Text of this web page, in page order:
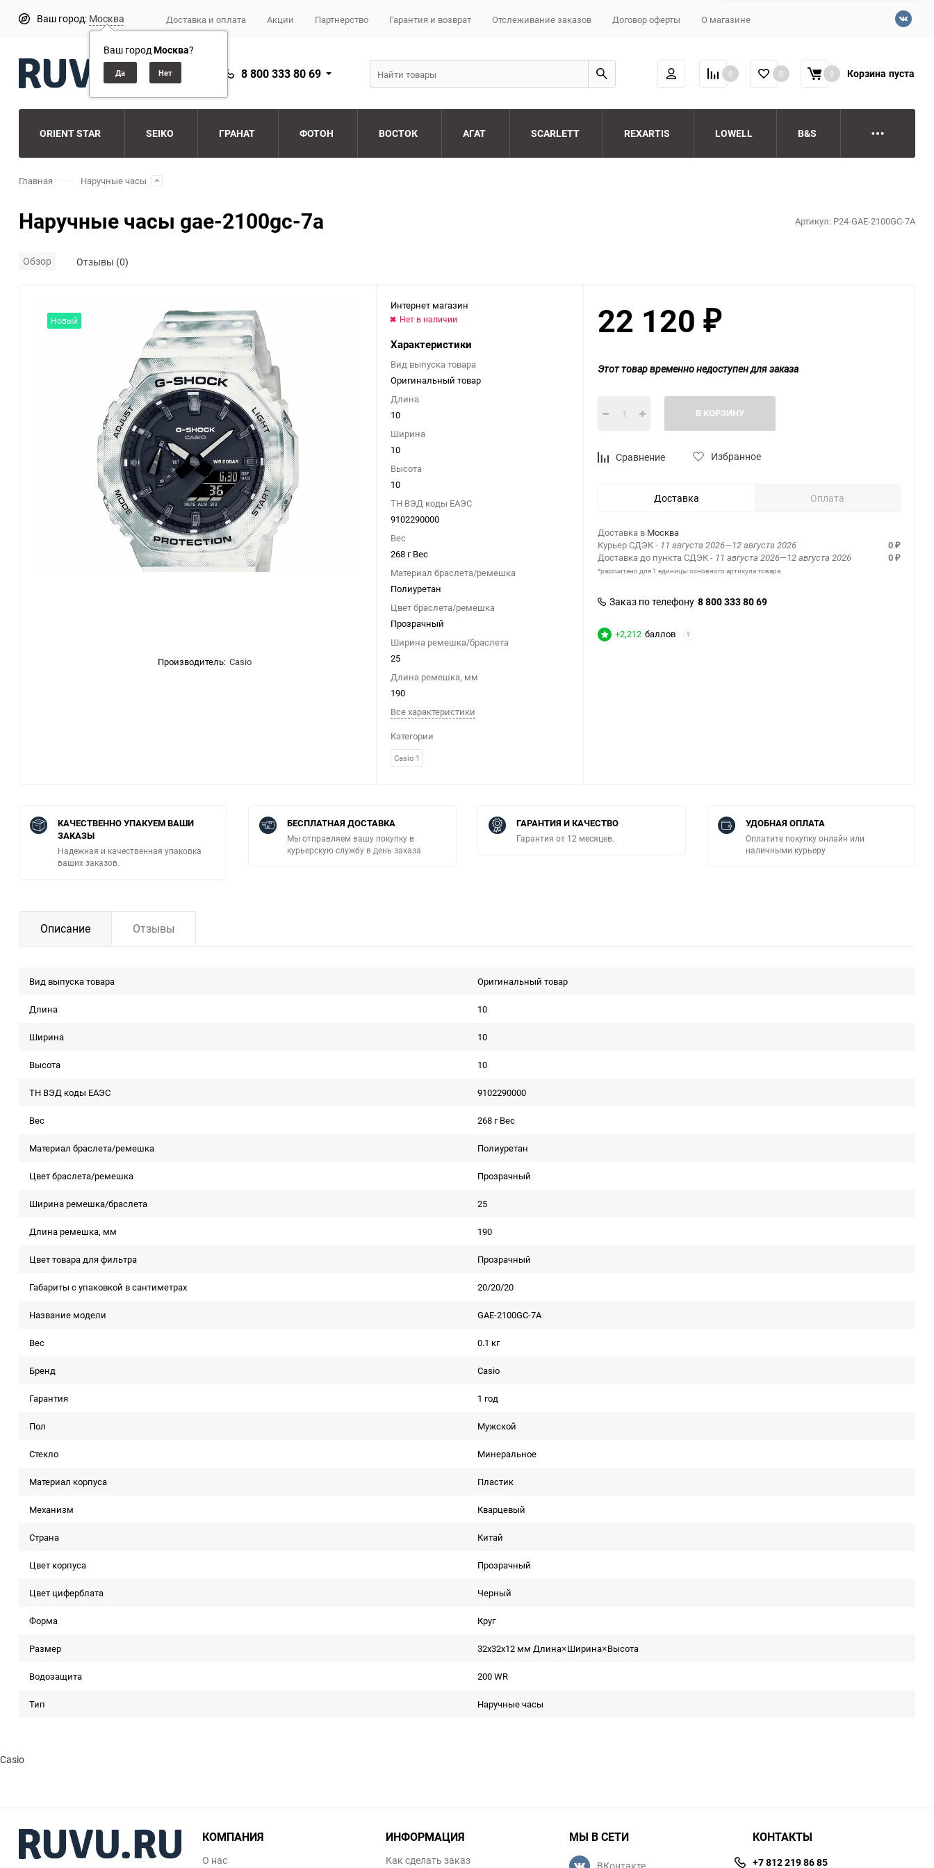
Ваш город: Москва
Ваш городМосква?
Доставка и оплата Акции Партнерство Гарантия и возврат Отслеживание заказов Договор оферты О магазине
8 800 333 80 69 0 0 0 Корзина пуста
ORIENT STAR SEIKO ГРАНАТ ФОТОН ВОСТОК АГАТ SCARLETT REXARTIS LOWELL B&S
Главная Наручные часы
Наручные часы gae-2100gc-7a Артикул: P24-GAE-2100GC-7A
Обзор Отзывы (0)
Новый
Производитель: Casio
Интернет магазин
Нет в наличии
Характеристики
Вид выпуска товара
Оригинальный товар
Длина
10
Ширина
10
Высота
10
ТН ВЭД коды ЕАЭС
9102290000
Вес
268 г Вес
Материал браслета/ремешка
Полиуретан
Цвет браслета/ремешка
Прозрачный
Ширина ремешка/браслета
25
Длина ремешка, мм
190
Все характеристики
Категории
Casio 1
22 120 ₽
Этот товар временно недоступен для заказа
В КОРЗИНУ
Сравнение Избранное
Доставка Оплата
Доставка в Москва
Курьер СДЭК- 11 августа 2026—12 августа 2026 0 ₽
Доставка до пункта СДЭК- 11 августа 2026—12 августа 2026 0 ₽
*рассчитано для 1 единицы основного артикула товара
Заказ по телефону 8 800 333 80 69
+2,212 баллов ?
КАЧЕСТВЕННО УПАКУЕМ ВАШИ
ЗАКАЗЫ
Надежная и качественная упаковка
ваших заказов.
БЕСПЛАТНАЯ ДОСТАВКА
Мы отправляем вашу покупку в
курьерскую службу в день заказа
ГАРАНТИЯ И КАЧЕСТВО
Гарантия от 12 месяцев.
УДОБНАЯ ОПЛАТА
Оплатите покупку онлайн или
наличными курьеру
Описание Отзывы
Вид выпуска товара Оригинальный товар
Длина 10
Ширина 10
Высота 10
ТН ВЭД коды ЕАЭС 9102290000
Вес 268 г Вес
Материал браслета/ремешка Полиуретан
Цвет браслета/ремешка Прозрачный
Ширина ремешка/браслета 25
Длина ремешка, мм 190
Цвет товара для фильтра Прозрачный
Габариты с упаковкой в сантиметрах 20/20/20
Название модели GAE-2100GC-7A
Вес 0.1 кг
Бренд Casio
Гарантия 1 год
Пол Мужской
Стекло Минеральное
Материал корпуса Пластик
Механизм Кварцевый
Страна Китай
Цвет корпуса Прозрачный
Цвет циферблата Черный
Форма Круг
Размер 32x32x12 мм Длина×Ширина×Высота
Водозащита 200 WR
Тип Наручные часы
Casio
КОМПАНИЯ
О нас
ИНФОРМАЦИЯ
Как сделать заказ
МЫ В СЕТИ КОНТАКТЫ
+7 812 219 86 85